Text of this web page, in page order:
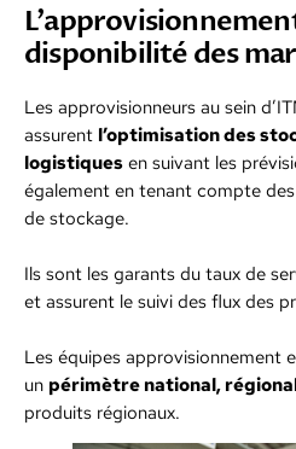
disponibilité des
Les approvisionneurs au sein
assurent l’optimisation des
logistiques en suivant les
également en tenant compte
de stockage.
Ils sont les garants du taux de
et assurent le suivi des flux des
Les équipes approvisionnement
un périmètre national,
produits régionaux.